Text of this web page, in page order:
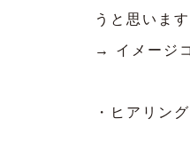
うと思いま
→ イメージ
・ヒアリング